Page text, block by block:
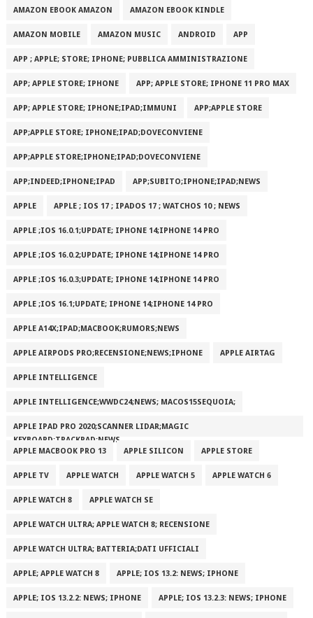
AMAZON EBOOK AMAZON AMAZON EBOOK KINDLE
AMAZON MOBILE AMAZON MUSIC ANDROID APP
APP ; APPLE; STORE; IPHONE; PUBBLICA AMMINISTRAZIONE
APP; APPLE STORE; IPHONE APP; APPLE STORE; IPHONE 11 PRO MAX
APP; APPLE STORE; IPHONE;IPAD;IMMUNI APP;APPLE STORE
APP;APPLE STORE; IPHONE;IPAD;DOVECONVIENE
APP;APPLE STORE;IPHONE;IPAD;DOVECONVIENE
APP;INDEED;IPHONE;IPAD APP;SUBITO;IPHONE;IPAD;NEWS
APPLE APPLE ; IOS 17 ; IPADOS 17 ; WATCHOS 10 ; NEWS
APPLE ;IOS 16.0.1;UPDATE; IPHONE 14;IPHONE 14 PRO
APPLE ;IOS 16.0.2;UPDATE; IPHONE 14;IPHONE 14 PRO
APPLE ;IOS 16.0.3;UPDATE; IPHONE 14;IPHONE 14 PRO
APPLE ;IOS 16.1;UPDATE; IPHONE 14;IPHONE 14 PRO
APPLE A14X;IPAD;MACBOOK;RUMORS;NEWS
APPLE AIRPODS PRO;RECENSIONE;NEWS;IPHONE APPLE AIRTAG
APPLE INTELLIGENCE
APPLE INTELLIGENCE;WWDC24;NEWS; MACOS15SEQUOIA;
APPLE IPAD PRO 2020;SCANNER LIDAR;MAGIC
KEYBOARD;TRACKPAD;NEWS
APPLE MACBOOK PRO 13
APPLE SILICON APPLE STORE
APPLE TV APPLE WATCH APPLE WATCH 5 APPLE WATCH 6
APPLE WATCH 8 APPLE WATCH SE
APPLE WATCH ULTRA; APPLE WATCH 8; RECENSIONE
APPLE WATCH ULTRA; BATTERIA;DATI UFFICIALI
APPLE; APPLE WATCH 8 APPLE; IOS 13.2: NEWS; IPHONE
APPLE; IOS 13.2.2: NEWS; IPHONE APPLE; IOS 13.2.3: NEWS; IPHONE